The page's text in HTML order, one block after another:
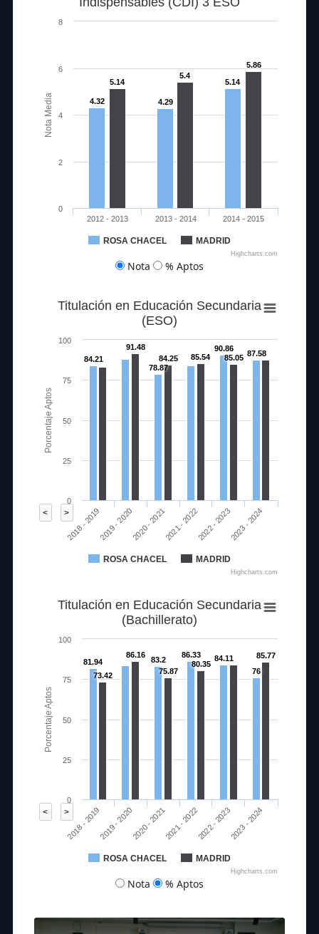
Nota Media 4.32 4.29
5.14
5.14
5.4
5.86
ROSA CHACEL MADRID
2012 - 2013 2013 - 2014 2014 - 2015
0
2
4
6
8
Highcharts.com
Nota % Aptos
< >
Porcentaje Aptos
Titulación en Educación Secundaria
(ESO)
84.21
78.87
90.86
87.58
91.48
84.25
85.54 85.05
ROSA CHACEL MADRID
2018 - 20192019 - 20202020 - 20212021 - 20222022 - 20232023 - 2024
0
25
50
75
100
Highcharts.com
< >
Porcentaje Aptos
Titulación en Educación Secundaria
(Bachillerato)
81.94 83.2
86.33
84.11
76
73.42
86.16
75.87
80.35
85.77
ROSA CHACEL MADRID
2018 - 20192019 - 20202020 - 20212021 - 20222022 - 20232023 - 2024
0
25
50
75
100
Highcharts.com
Nota % Aptos